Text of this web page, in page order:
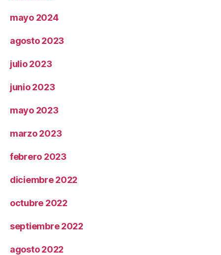
mayo 2024
agosto 2023
julio 2023
junio 2023
mayo 2023
marzo 2023
febrero 2023
diciembre 2022
octubre 2022
septiembre 2022
agosto 2022